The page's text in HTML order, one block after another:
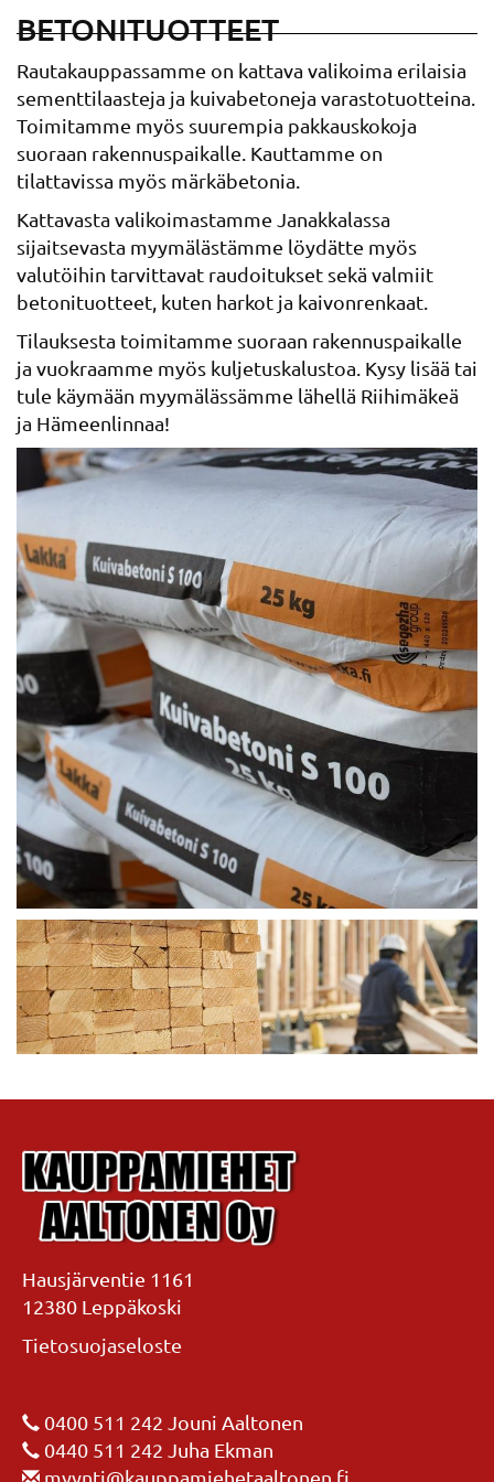
BETONITUOTTEET
Rautakauppassamme on kattava valikoima erilaisia
sementtilaasteja ja kuivabetoneja varastotuotteina.
Toimitamme myös suurempia pakkauskokoja
suoraan rakennuspaikalle. Kauttamme on
tilattavissa myös märkäbetonia.
Kattavasta valikoimastamme Janakkalassa
sijaitsevasta myymälästämme löydätte myös
valutöihin tarvittavat raudoitukset sekä valmiit
betonituotteet, kuten harkot ja kaivonrenkaat.
Tilauksesta toimitamme suoraan rakennuspaikalle
ja vuokraamme myös kuljetuskalustoa. Kysy lisää tai
tule käymään myymälässämme lähellä Riihimäkeä
ja Hämeenlinnaa!
Hausjärventie 1161
12380 Leppäkoski
Tietosuojaseloste
0400 511 242 Jouni Aaltonen
0440 511 242 Juha Ekman
myynti@kauppamiehetaaltonen.fi